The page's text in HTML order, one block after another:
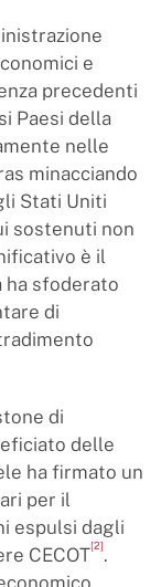
e
precedenti
Paesi della
nelle
minacciando
Stati Uniti
sostenuti non
è il
ha sfoderato
di
di
delle
ha firmato un
per il
espulsi dagli
CECOT[2].